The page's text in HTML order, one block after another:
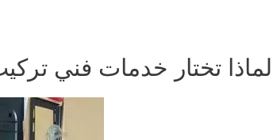
لماذا تختار خدمات فني